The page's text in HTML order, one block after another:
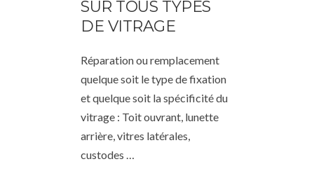
SUR TOUS TYPES
DE VITRAGE
Réparation ou remplacement
quelque soit le type de fixation
et quelque soit la spécificité du
vitrage : Toit ouvrant, lunette
arrière, vitres latérales,
custodes …